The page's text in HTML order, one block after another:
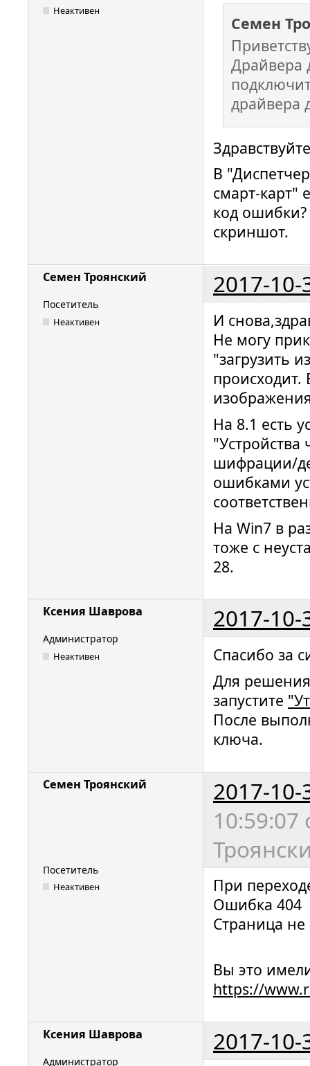
Неактивен
Семен
Драйвера
драйвера
В
смарт-карт"
код
скриншот.
Семен Троянский 2017-10-
Посетитель
Неактивен
И
Не могу
"загрузить
происходит.
На 8.1 есть
"Устройства
шифрации/
ошибками
На Win7 в
тоже с
28.
Ксения Шаврова 2017-10-
Администратор
Неактивен
Спасибо за
Для
запустите
После
ключа.
Семен Троянский
2017-10-
Посетитель
Неактивен
При
Ошибка 404
Страница не
Вы это
https://
Ксения Шаврова 2017-10-
Администратор